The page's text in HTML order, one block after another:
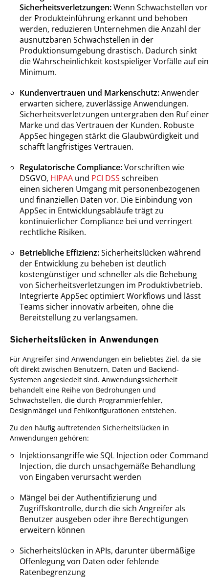
Sicherheitsverletzungen:Wenn Schwachstellen vor
der Produkteinführung erkannt und behoben
werden, reduzieren Unternehmen die Anzahl der
ausnutzbaren Schwachstellen in der
Produktionsumgebung drastisch. Dadurch sinkt
die Wahrscheinlichkeit kostspieliger Vorfälle auf ein
Minimum.
Kundenvertrauen und Markenschutz:Anwender
erwarten sichere, zuverlässige Anwendungen.
Sicherheitsverletzungen untergraben den Ruf einer
Marke und das Vertrauen der Kunden. Robuste
AppSec hingegen stärkt die Glaubwürdigkeit und
schafft langfristiges Vertrauen.
Regulatorische Compliance:Vorschriften wie
DSGVO, HIPAA und PCI DSS schreiben
einen sicheren Umgang mit personenbezogenen
und finanziellen Daten vor. Die Einbindung von
AppSec in Entwicklungsabläufe trägt zu
kontinuierlicher Compliance bei und verringert
rechtliche Risiken.
Betriebliche Effizienz:Sicherheitslücken während
der Entwicklung zu beheben ist deutlich
kostengünstiger und schneller als die Behebung
von Sicherheitsverletzungen im Produktivbetrieb.
Integrierte AppSec optimiert Workflows und lässt
Teams sicher innovativ arbeiten, ohne die
Bereitstellung zu verlangsamen.
Sicherheitslücken in Anwendungen
Für Angreifer sind Anwendungen ein beliebtes Ziel, da sie
oft direkt zwischen Benutzern, Daten und Backend-
Systemen angesiedelt sind. Anwendungssicherheit
behandelt eine Reihe von Bedrohungen und
Schwachstellen, die durch Programmierfehler,
Designmängel und Fehlkonfigurationen entstehen.
Zu den häufig auftretenden Sicherheitslücken in
Anwendungen gehören:
Injektionsangriffe wie SQL Injection oder Command
Injection, die durch unsachgemäße Behandlung
von Eingaben verursacht werden
Mängel bei der Authentifizierung und
Zugriffskontrolle, durch die sich Angreifer als
Benutzer ausgeben oder ihre Berechtigungen
erweitern können
Sicherheitslücken in APIs, darunter übermäßige
Offenlegung von Daten oder fehlende
Ratenbegrenzung